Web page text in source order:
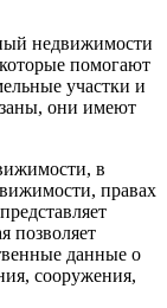
недвижимости
помогают
участки и
они имеют
в
правах
позволяет
данные о
сооружения,